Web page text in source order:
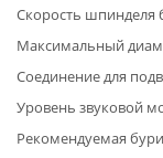
Скорость шпинделя
Максимальный
Соединение для
Уровень звуковой
Рекомендуемая